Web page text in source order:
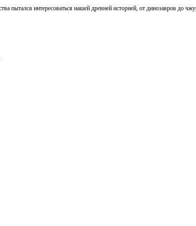
пытался интересоваться нашей древней историей, от динозавров до